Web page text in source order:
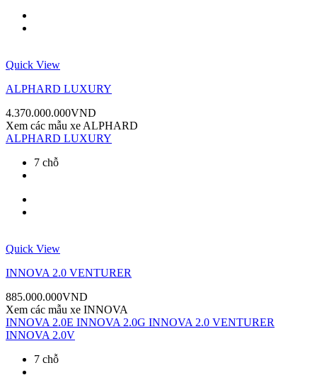
Quick View
ALPHARD LUXURY
4.370.000.000VND
Xem các mẫu xe ALPHARD
ALPHARD LUXURY
7 chỗ
Quick View
INNOVA 2.0 VENTURER
885.000.000VND
Xem các mẫu xe INNOVA
INNOVA 2.0E INNOVA 2.0G INNOVA 2.0 VENTURER
INNOVA 2.0V
7 chỗ